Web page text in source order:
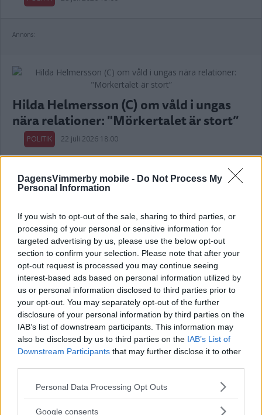
DagensVimmerby mobile - Do Not Process My
Personal Information
If you wish to opt-out of the sale, sharing to third parties, or
processing of your personal or sensitive information for
targeted advertising by us, please use the below opt-out
section to confirm your selection. Please note that after your
opt-out request is processed you may continue seeing
interest-based ads based on personal information utilized by
us or personal information disclosed to third parties prior to
your opt-out. You may separately opt-out of the further
disclosure of your personal information by third parties on the
IAB’s list of downstream participants. This information may
also be disclosed by us to third parties on the IAB’s List of
Downstream Participants that may further disclose it to other
Please note that this website/app uses one or more Google
not limited to your visit or usage behaviour. You may click to
Personal Data Processing Opt Outs
Google consents
Annons:
Hilda Helmersson (C) om våld i ungas
nära relationer: "Mörkertalet är stort”
POLITIK 22 juli 2026 18.00
Var tredje kvinna utsatt för våld –
toppolitiker vill se ökat stöd
POLITIK 21 juli 2026 04.00
Annons:
Kalmar län förlorar mandat i riksdagen
POLITIK 19 juli 2026 12.00